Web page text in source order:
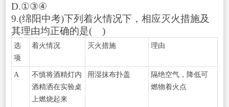
D.①③④
9.(绵阳中考)下列着火情况下，相应灭火措施及
其理由均正确的是( )
选
项
着火情况 灭火措施 理由
A
不慎将酒精灯内
酒精洒在实验桌
上燃烧起来
用湿抹布扑盖
隔绝空气，降低可
燃物着火点